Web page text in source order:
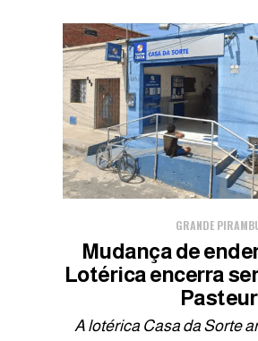
GRANDE
Mudança de
Lotérica encerra
Pasteur
A lotérica Casa da Sorte